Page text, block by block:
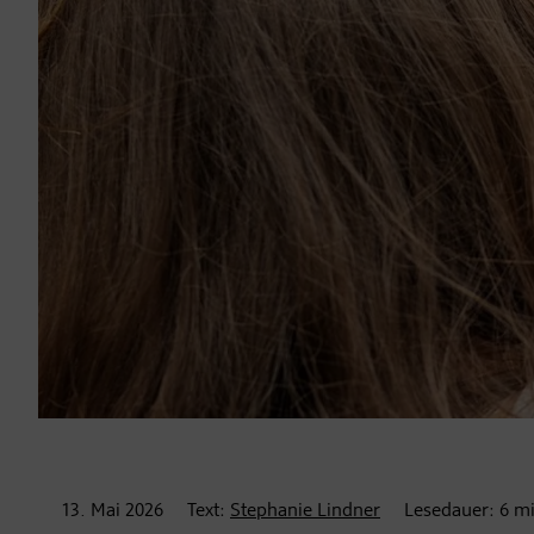
13. Mai 2026 Text: Stephanie Lindner Lesedauer: 6